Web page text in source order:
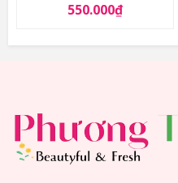
550.000₫